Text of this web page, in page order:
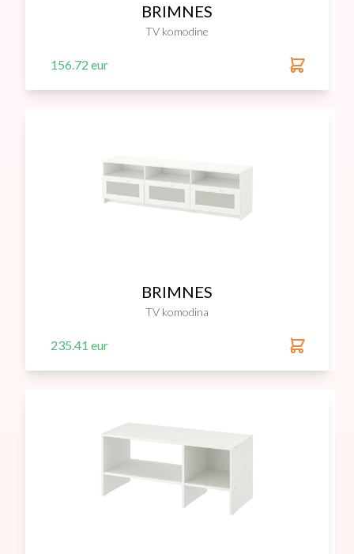
BRIMNES
TV komodine
156.72 eur
BRIMNES
TV komodina
235.41 eur